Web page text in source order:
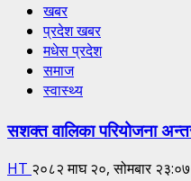
खबर
प्रदेश खबर
मधेस प्रदेश
समाज
स्वास्थ्य
सशक्त वालिका परियोजना
HT २०८२ माघ २०, सोमबार २३:०७